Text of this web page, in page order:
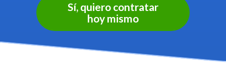
Sí, quiero contratar
hoy mismo